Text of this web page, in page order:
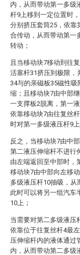
内，从而带动第一多级
杆9上移到一定位置时
分别挤压套筒25，依靠
合传动，从而带动第一
转动；
且当移动块7移动到往
活塞杆31挤压到极限，
34与的亲磁板35磁性
缩；且移动块7由中部
一支撑板2脱离，第一
依靠移动块7由往复丝
时对第一多级液压杆9
反之，当移动块7由中
第二液压伸缩杆不进行
由左端返回至中部时，
移动块7由中部向左移
多级液压杆10抽吸，从
此时可以将另一组汽车
10上；
当需要对第二多级液压
依靠位于往复丝杆4最
压伸缩杆内的液体通过
内，从而带动第二多级